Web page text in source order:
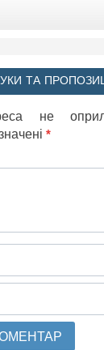
ТА
не
*